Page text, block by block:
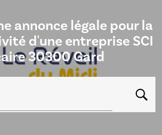
annonce légale pour la
d'une entreprise SCI
30300 Gard